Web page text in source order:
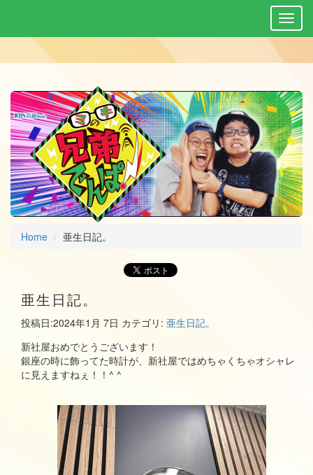
Home 亜生日記。
亜生日記。
投稿日:2024年1月 7日 カテゴリ: 亜生日記。
新社屋おめでとうございます！
銀座の時に飾ってた時計が、新社屋ではめちゃくちゃオシャレ
に見えますねぇ！！^ ^